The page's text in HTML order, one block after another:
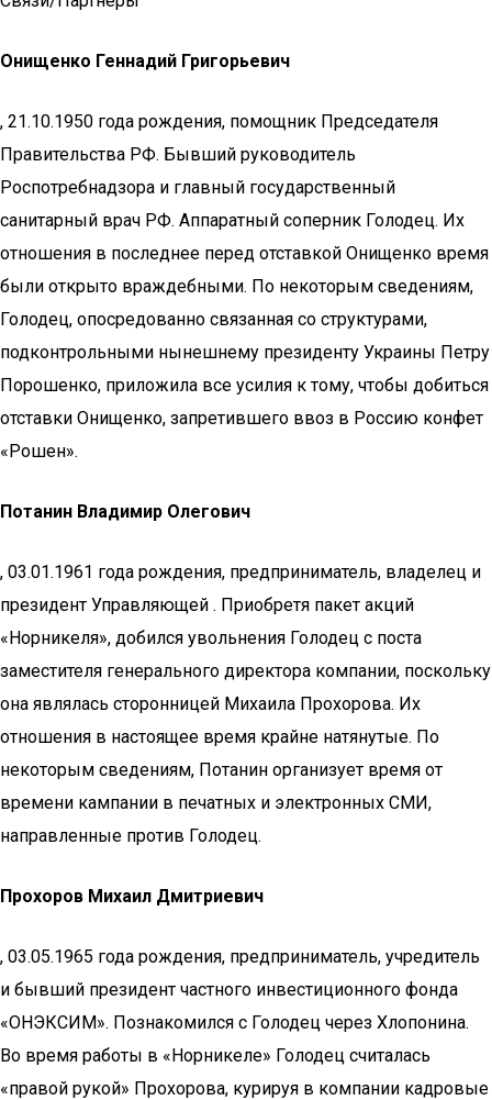
Онищенко Геннадий Григорьевич
, 21.10.1950 года рождения, помощник Председателя
Правительства РФ. Бывший руководитель
Роспотребнадзора и главный государственный
санитарный врач РФ. Аппаратный соперник Голодец. Их
отношения в последнее перед отставкой Онищенко время
были открыто враждебными. По некоторым сведениям,
Голодец, опосредованно связанная со структурами,
подконтрольными нынешнему президенту Украины Петру
Порошенко, приложила все усилия к тому, чтобы добиться
отставки Онищенко, запретившего ввоз в Россию конфет
«Рошен».
Потанин Владимир Олегович
, 03.01.1961 года рождения, предприниматель, владелец и
президент Управляющей . Приобретя пакет акций
«Норникеля», добился увольнения Голодец с поста
заместителя генерального директора компании, поскольку
она являлась сторонницей Михаила Прохорова. Их
отношения в настоящее время крайне натянутые. По
некоторым сведениям, Потанин организует время от
времени кампании в печатных и электронных СМИ,
направленные против Голодец.
Прохоров Михаил Дмитриевич
, 03.05.1965 года рождения, предприниматель, учредитель
и бывший президент частного инвестиционного фонда
«ОНЭКСИМ». Познакомился с Голодец через Хлопонина.
Во время работы в «Норникеле» Голодец считалась
«правой рукой» Прохорова, курируя в компании кадровые